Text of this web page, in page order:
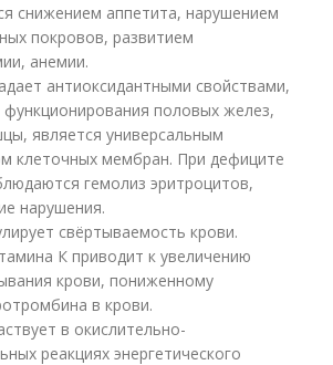
снижением аппетита, нарушением
покровов, развитием
анемии.
антиоксидантными свойствами,
половых желез,
является универсальным
клеточных мембран. При дефиците
гемолиз эритроцитов,
нарушения.
свёртываемость крови.
К приводит к увеличению
крови, пониженному
в крови.
в окислительно-
реакциях энергетического